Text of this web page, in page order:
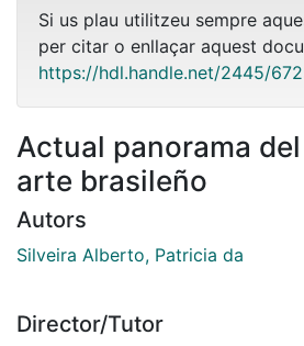
Si us plau utilitzeu sempre
per citar o enllaçar aquest
https://hdl.handle.net/2445/
Actual panorama
arte brasileño
Autors
Silveira Alberto, Patricia da
Director/Tutor